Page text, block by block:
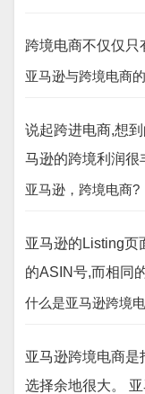
跨境电商不仅仅只
亚马逊与跨境电商
说起跨进电商,想
马逊的跨境利润很
亚马逊，跨境电商?
亚马逊的Listing页
的ASIN号,而相同
什么是亚马逊跨境
亚马逊跨境电商
选择余地很大。 亚